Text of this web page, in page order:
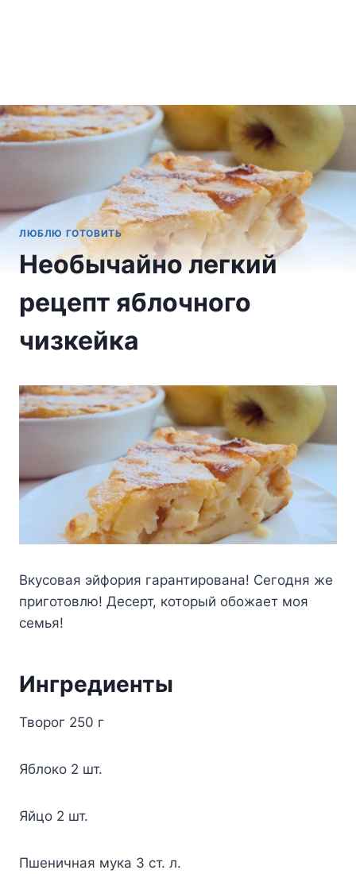
ЛЮБЛЮ ГОТОВИТЬ
Необычайно легкий
рецепт яблочного
чизкейка
Вкусовая эйфория гарантирована! Сегодня же
приготовлю! Десерт, который обожает моя
семья!
Ингредиенты
Творог 250 г
Яблоко 2 шт.
Яйцо 2 шт.
Пшеничная мука 3 ст. л.